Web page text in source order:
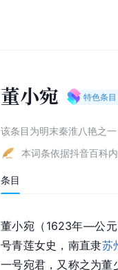
董小宛 特色条目
该条目为明末秦淮八艳之一
本词条依据抖音百科
条目
董小宛（1623年—公元
号青莲女史，南直隶苏
一号宛君，又称之为董